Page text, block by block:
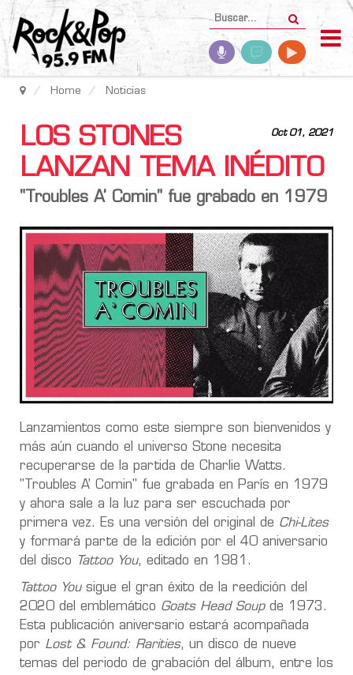
Home Noticias
Oct 01, 2021
LOS STONES
LANZAN TEMA INÉDITO
"Troubles A’ Comin" fue grabado en 1979
Lanzamientos como este siempre son bienvenidos y
más aún cuando el universo Stone necesita
recuperarse de la partida de Charlie Watts.
"Troubles A’ Comin" fue grabada en París en 1979
y ahora sale a la luz para ser escuchada por
primera vez. Es una versión del original de Chi-Lites
y formará parte de la edición por el 40 aniversario
del disco
Tattoo You, editado en 1981.
Tattoo Yousigue el gran éxito de la reedición del
2020 del emblemático Goats Head Soupde 1973.
Esta publicación aniversario estará acompañada
por Lost & Found: Rarities, un disco de nueve
temas del periodo de grabación del álbum, entre los